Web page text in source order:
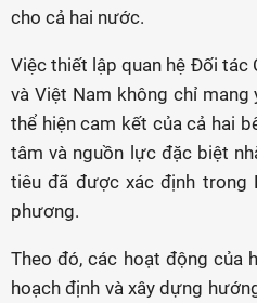
cho cả hai nước.
Việc thiết lập quan hệ Đối tác
và Việt Nam không chỉ
thể hiện cam kết của cả hai
tâm và nguồn lực đặc biệt
tiêu đã được xác định trong
phương.
Theo đó, các hoạt động của
hoạch định và xây dựng